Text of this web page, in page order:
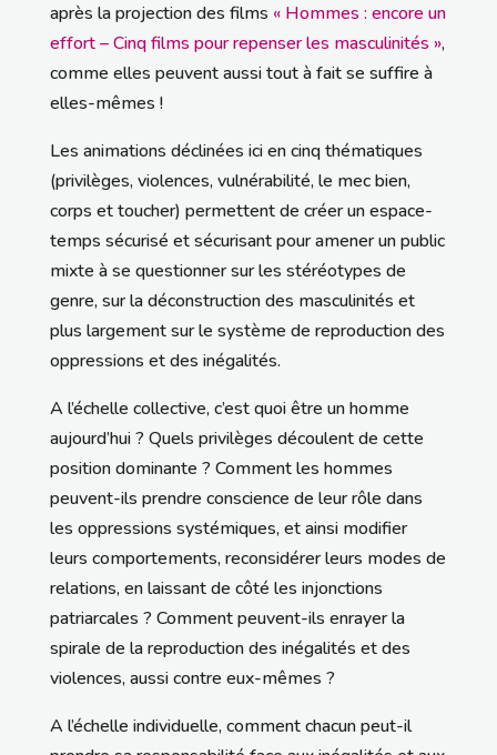
après la projection des films « Hommes : encore un
effort – Cinq films pour repenser les masculinités »,
comme elles peuvent aussi tout à fait se suffire à
elles-mêmes !
Les animations déclinées ici en cinq thématiques
(privilèges, violences, vulnérabilité, le mec bien,
corps et toucher) permettent de créer un espace-
temps sécurisé et sécurisant pour amener un public
mixte à se questionner sur les stéréotypes de
genre, sur la déconstruction des masculinités et
plus largement sur le système de reproduction des
oppressions et des inégalités.
A l’échelle collective, c’est quoi être un homme
aujourd’hui ? Quels privilèges découlent de cette
position dominante ? Comment les hommes
peuvent-ils prendre conscience de leur rôle dans
les oppressions systémiques, et ainsi modifier
leurs comportements, reconsidérer leurs modes de
relations, en laissant de côté les injonctions
patriarcales ? Comment peuvent-ils enrayer la
spirale de la reproduction des inégalités et des
violences, aussi contre eux-mêmes ?
A l’échelle individuelle, comment chacun peut-il